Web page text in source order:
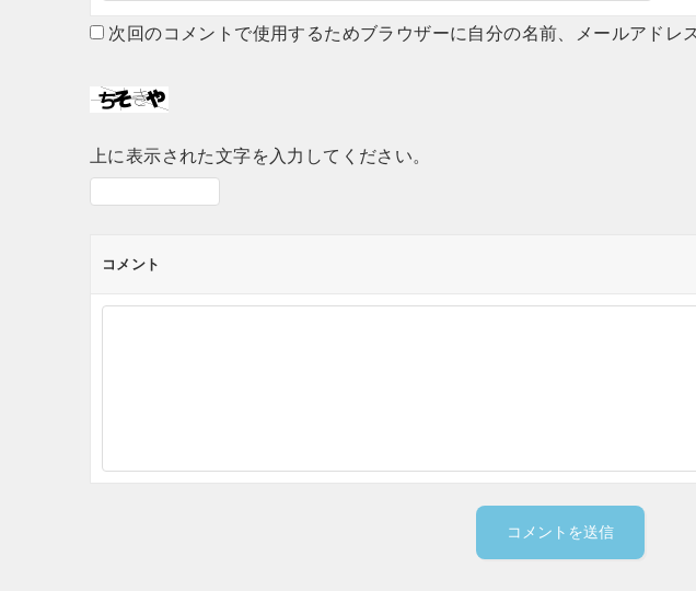
次回のコメントで使用するためブラウザーに自分の名前、メールアドレ
上に表示された文字を入力してください。
コメント